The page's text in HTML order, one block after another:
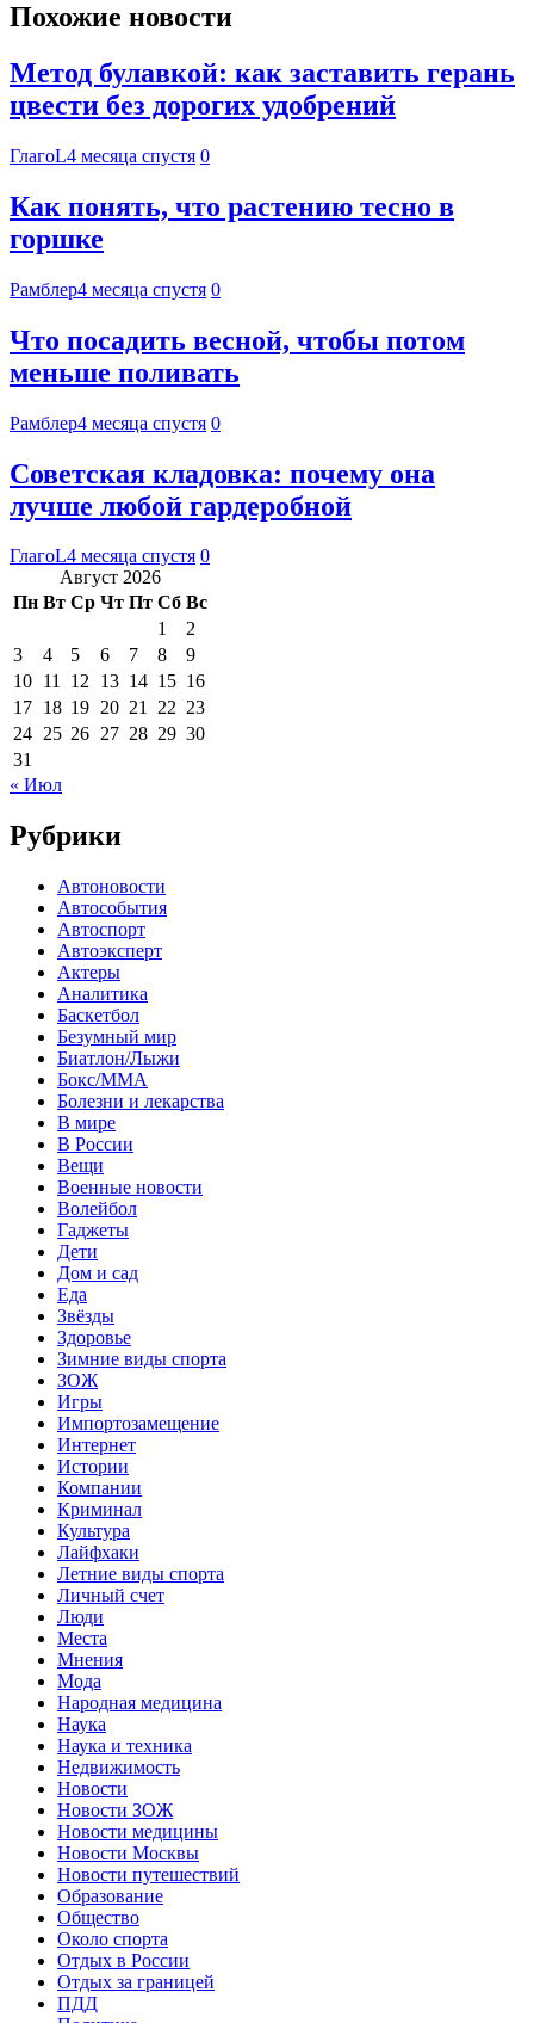
Похожие новости
Метод булавкой: как заставить герань
цвести без дорогих удобрений
ГлагоL4 месяца спустя 0
Как понять, что растению тесно в
горшке
Рамблер4 месяца спустя 0
Что посадить весной, чтобы потом
меньше поливать
Рамблер4 месяца спустя 0
Советская кладовка: почему она
лучше любой гардеробной
ГлагоL4 месяца спустя 0
Август 2026
Пн Вт Ср Чт Пт Сб Вс
1
2
3
4 5 6 7 8
9
10 11 12 13 14 15 16
17 18 19 20 21 22 23
24 25 26 27 28 29 30
31
« Июл
Рубрики
Автоновости
Автособытия
Автоспорт
Автоэксперт
Актеры
Аналитика
Баскетбол
Безумный мир
Биатлон/Лыжи
Бокс/MMA
Болезни и лекарства
В мире
В России
Вещи
Военные новости
Волейбол
Гаджеты
Дети
Дом и сад
Еда
Звёзды
Здоровье
Зимние виды спорта
ЗОЖ
Игры
Импортозамещение
Интернет
Истории
Компании
Криминал
Культура
Лайфхаки
Летние виды спорта
Личный счет
Люди
Места
Мнения
Мода
Народная медицина
Наука
Наука и техника
Недвижимость
Новости
Новости ЗОЖ
Новости медицины
Новости Москвы
Новости путешествий
Образование
Общество
Около спорта
Отдых в России
Отдых за границей
ПДД